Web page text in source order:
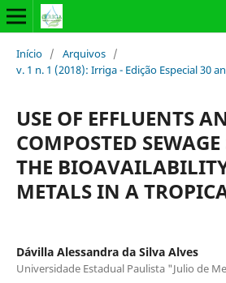
Início / Arquivos /
v. 1 n. 1 (2018): Irriga - Edição Especial 30
USE OF EFFLUENTS
COMPOSTED
THE
METALS IN A
Dávilla Alessandra da Silva Alves
Universidade Estadual Paulista "Julio de